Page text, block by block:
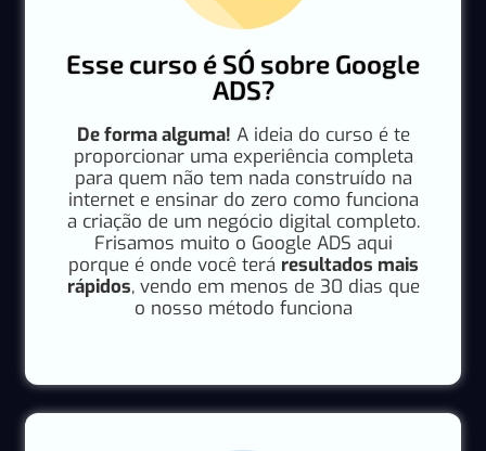
Esse curso é SÓ sobre Google
ADS?
De forma alguma! A ideia do curso é te
proporcionar uma experiência completa
para quem não tem nada construído na
internet e ensinar do zero como funciona
a criação de um negócio digital completo.
Frisamos muito o Google ADS aqui
porque é onde você terá resultados mais
rápidos, vendo em menos de 30 dias que
o nosso método funciona